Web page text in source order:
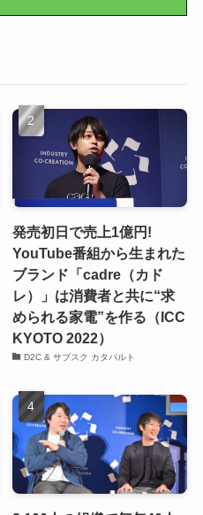
発売初日で売上1億円!
YouTube番組から生まれた
ブランド「cadre（カド
レ）」は消費者と共に“求
められる家電”を作る（ICC
KYOTO 2022）
D2C & サブスク カタパルト